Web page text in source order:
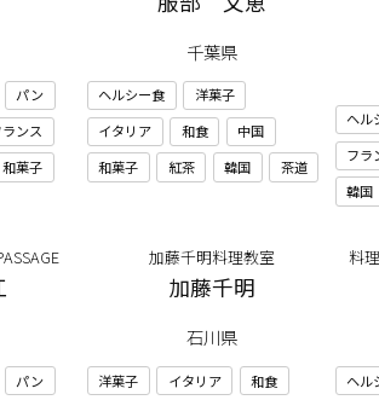
パン
ランス
和菓子
千葉県
ヘルシー食
洋菓子
イタリア
和食
中国
和菓子
紅茶 韓国 茶道
ヘル
フラ
韓国
パン
加藤千明料理教室
加藤千明
石川県
洋菓子 イタリア
和食
料
ヘル